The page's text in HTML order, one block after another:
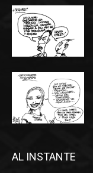
AL INSTANTE